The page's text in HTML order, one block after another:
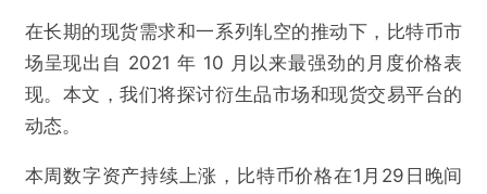
在长期的现货需求和一系列轧空的推动下，比特币市
场呈现出自 2021 年 10 月以来最强劲的月度价格表
现。本文，我们将探讨衍生品市场和现货交易平台的
动态。
本周数字资产持续上涨，比特币价格在1月29日晚间